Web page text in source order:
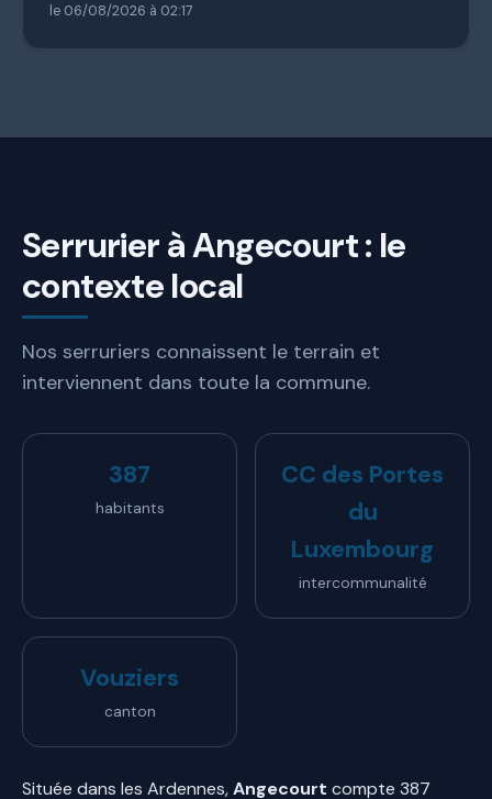
le 06/08/2026 à 02:17
Serrurier à Angecourt : le
contexte local
Nos serruriers connaissent le terrain et
interviennent dans toute la commune.
387
habitants
CC des Portes
du
Luxembourg
intercommunalité
Vouziers
canton
Située dans les Ardennes,Angecourt compte 387